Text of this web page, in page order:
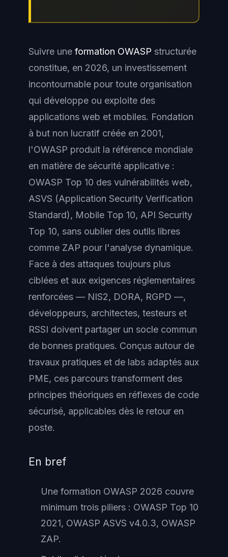
Suivre une formation OWASP structurée
constitue, en 2026, un investissement
incontournable pour toute organisation
qui développe ou exploite des
applications web et mobiles. Fondation
à but non lucratif créée en 2001,
l'OWASP produit la référence mondiale
en matière de sécurité applicative :
OWASP Top 10 des vulnérabilités web,
ASVS (Application Security Verification
Standard), Mobile Top 10, API Security
Top 10, sans oublier des outils libres
comme ZAP pour l'analyse dynamique.
Face à des attaques toujours plus
ciblées et aux exigences réglementaires
renforcées — NIS2, DORA, RGPD —,
développeurs, architectes, testeurs et
RSSI doivent partager un socle commun
de bonnes pratiques. Conçus autour de
travaux pratiques et de labs adaptés aux
PME, ces parcours transforment des
principes théoriques en réflexes de code
sécurisé, applicables dès le retour en
poste.
En bref
Une formation OWASP 2026 couvre
minimum trois piliers : OWASP Top 10
2021, OWASP ASVS v4.0.3, OWASP
ZAP.